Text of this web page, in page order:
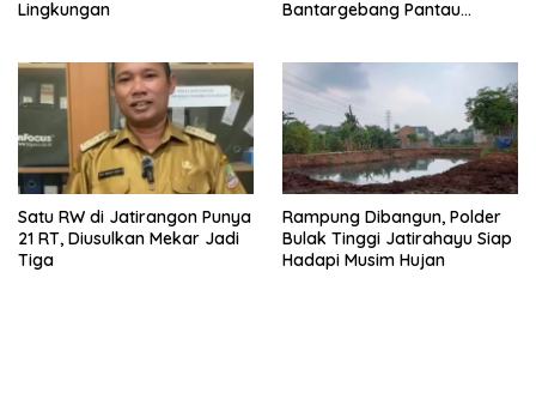
Lingkungan
Bantargebang Pantau
Satu RW di Jatirangon Punya
21 RT, Diusulkan Mekar Jadi
Tiga
Rampung Dibangun, Polder
Bulak Tinggi Jatirahayu Siap
Hadapi Musim Hujan